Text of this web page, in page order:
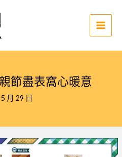
Main
節盡表窩心暖意
月 29 日